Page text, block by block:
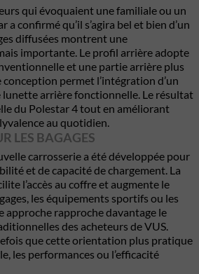
qui évoquaient une familiale ou un
confirmé qu’il s’agira bel et bien d’un
diffusées montrent une
importante. Le profil arrière adopte
et une partie arrière plus
permet l’intégration d’un
lunette arrière fonctionnelle. Le résultat
du Polestar 4 tout en améliorant
au quotidien.
LES BAGAGES
carrosserie a été développée pour
et de capacité de chargement. La
l’accès au coffre et augmente le
les équipements sportifs ou les
approche rapproche davantage le
des acheteurs de VUS.
que cette orientation plus pratique
les performances ou l’efficacité